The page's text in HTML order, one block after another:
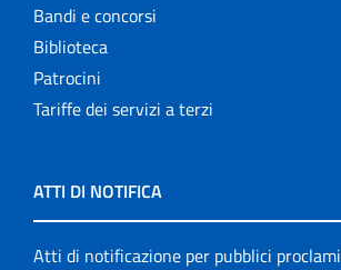
Bandi e concorsi
Biblioteca
Patrocini
Tariffe dei servizi a terzi
ATTI DI NOTIFICA
Atti di notificazione per pubblici proclami